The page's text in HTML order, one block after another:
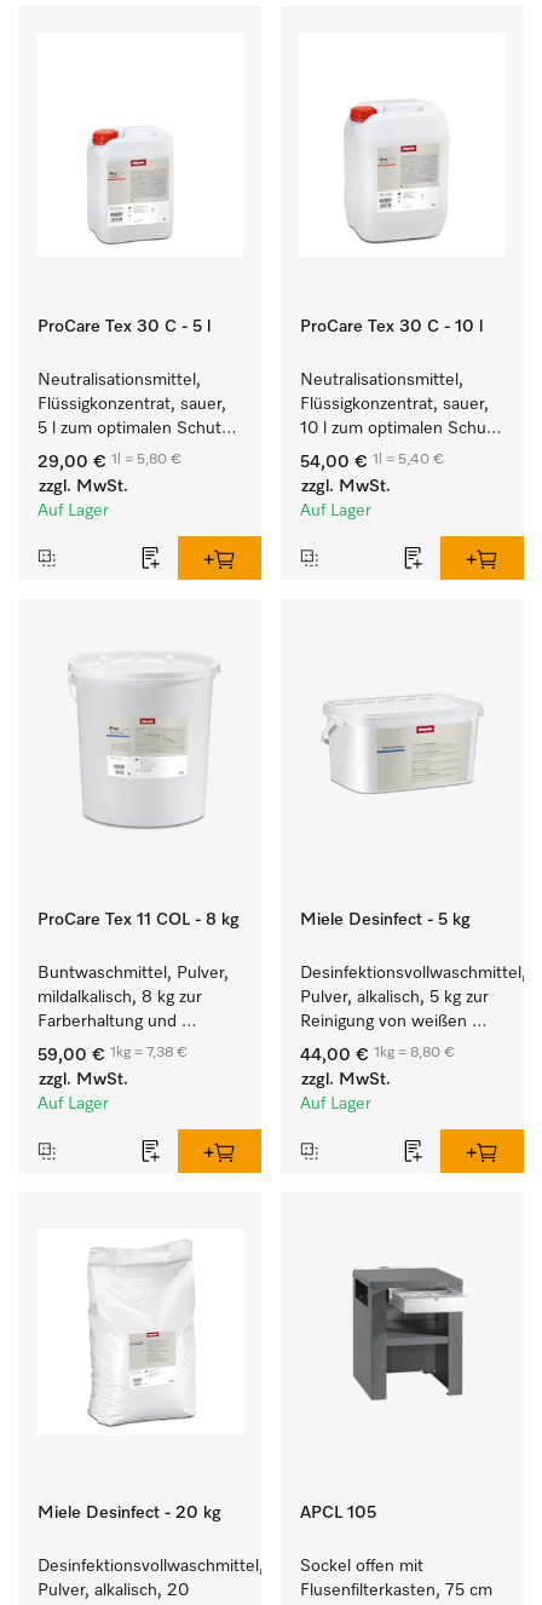
ProCare Tex 30 C - 5 l
Neutralisationsmittel,
Flüssigkonzentrat, sauer,
5 l zum optimalen Schutz
der Textilien durch
zuverlässige
Neutralisation.
29,00 € 1l = 5,80 €
zzgl. MwSt.
Auf Lager
ProCare Tex 30 C - 10 l
Neutralisationsmittel,
Flüssigkonzentrat, sauer,
10 l zum optimalen Schutz
der Textilien durch
zuverlässige
Neutralisation.
54,00 € 1l = 5,40 €
zzgl. MwSt.
Auf Lager
ProCare Tex 11 COL - 8 kg
Buntwaschmittel, Pulver,
mildalkalisch, 8 kg zur
Farberhaltung und
Reinigung von
Buntwäsche.
59,00 € 1kg = 7,38 €
zzgl. MwSt.
Auf Lager
Miele Desinfect - 5 kg
Desinfektionsvollwaschmittel,
Pulver, alkalisch, 5 kg zur
Reinigung von weißen
Textilien und farbechter
Buntwäsche.
44,00 € 1kg = 8,80 €
zzgl. MwSt.
Auf Lager
Miele Desinfect - 20 kg
Desinfektionsvollwaschmittel,
Pulver, alkalisch, 20
APCL 105
Sockel offen mit
Flusenfilterkasten, 75 cm